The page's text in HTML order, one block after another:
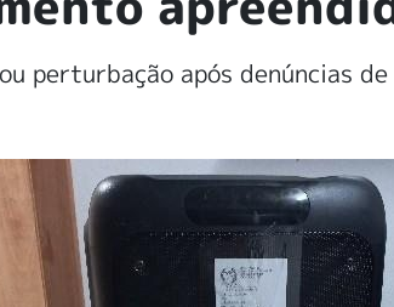
perturbação após denúncias